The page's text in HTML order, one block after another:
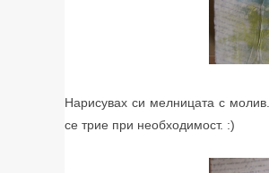
Нарисувах си мелницата с
се трие при необходимост. :)